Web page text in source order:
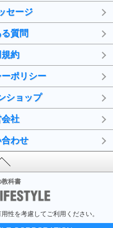
セージ
質問
約
ポリシー
ショップ
社
わせ
教科書
性を考慮してご利用ください。